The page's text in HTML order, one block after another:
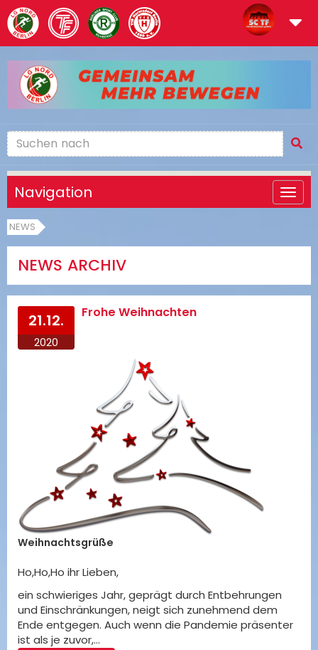
Navigation
NEWS
NEWS ARCHIV
21.12.
2020
Frohe Weihnachten
Weihnachtsgrüße
Ho,Ho,Ho ihr Lieben,
ein schwieriges Jahr, geprägt durch Entbehrungen
und Einschränkungen, neigt sich zunehmend dem
Ende entgegen. Auch wenn die Pandemie präsenter
ist als je zuvor,…